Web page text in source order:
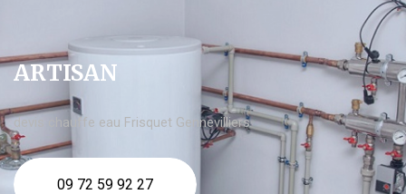
ARTISAN
devis chauffe eau Frisquet Gennevilliers
09 72 59 92 27